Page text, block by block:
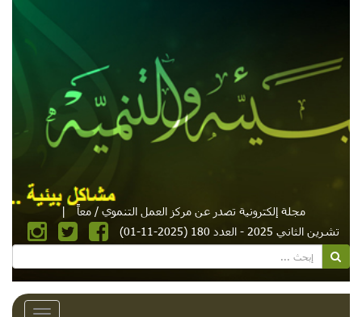
مجلة إلكترونية تصدر عن مركز العمل التنموي / معاً
|
تشرين الثاني 2025 - العدد 180 (2025-11-01)